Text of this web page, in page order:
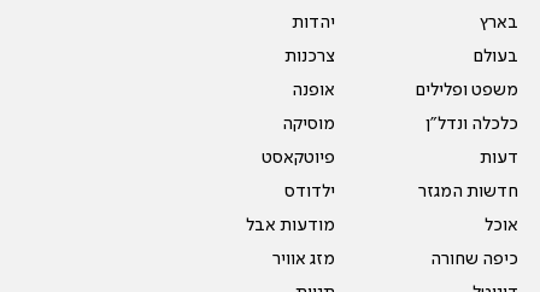
בארץ
בעולם
משפט ופלילים
כלכלה ונדל"ן
דעות
חדשות המגזר
אוכל
כיפה שחורה
יהדות
צרכנות
אופנה
מוסיקה
פיוטקאסט
ילדודס
מודעות אבל
מזג אוויר